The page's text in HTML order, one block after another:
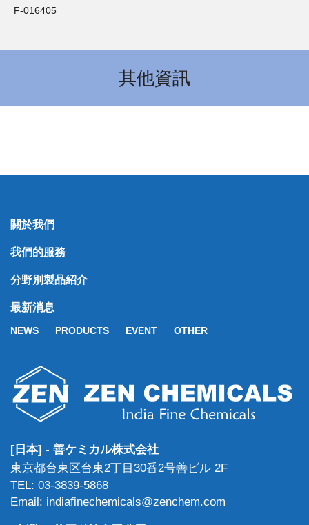
F-016405
其他資訊
關於我們
我們的服務
分野別製品紹介
最新消息
NEWS PRODUCTS EVENT OTHER
[日本] - 善ケミカル株式会社
東京都台東区台東2丁目30番2号善ビル 2F
TEL: 03-3839-5868
Email: indiafinechemicals@zenchem.com